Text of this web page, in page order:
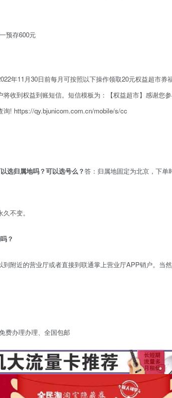
预存600元
年11月30日前每月可按照以下操作领取20元权益超市
收到权益到账短信。短信模板为：
【权益超市】感谢您
询! https://qy.bjunicom.com.cn/mobile/s/cc
选归属地吗？可以选号么？答：归属地固定为北京，下单
不变。
？
附近的营业厅或者直接到联通掌上营业厅APP销户。当
费办理办理、全国包邮